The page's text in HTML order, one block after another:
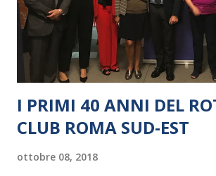
I PRIMI 40 ANNI DEL
CLUB ROMA SUD-EST
ottobre 08, 2018